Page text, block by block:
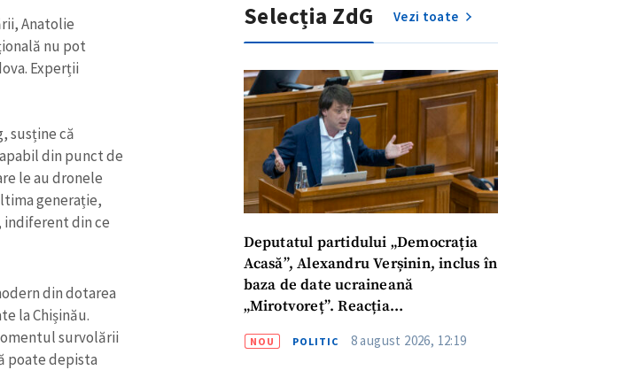
Anatolie
nu pot
Experții
susține că
din punct de
le au dronele
generație,
indiferent din ce
din dotarea
la Chișinău.
survolării
poate depista
Selecția ZdG Vezi toate
Deputatul partidului „Democrația
Acasă”, Alexandru Verșinin, inclus în
baza de date ucraineană
„Mirotvoreț”. Reacția
NOU POLITIC 8 august 2026, 12:19